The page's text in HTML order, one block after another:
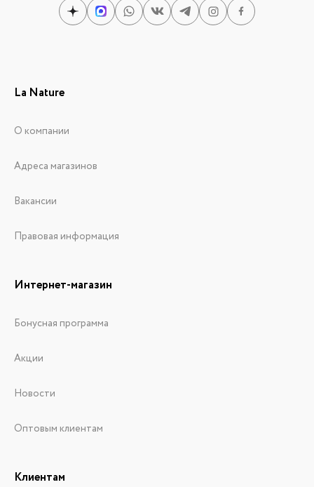
La Nature
О компании
Адреса магазинов
Вакансии
Правовая информация
Интернет-магазин
Бонусная программа
Акции
Новости
Оптовым клиентам
Клиентам